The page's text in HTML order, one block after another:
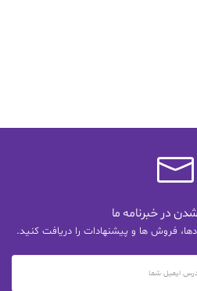
در خبرنامه ما
فروش ها و پیشنهادات را دریافت کنید.